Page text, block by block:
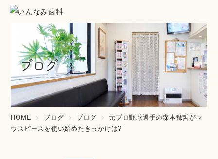
ブログ
HOME ブログ ブログ
元プロ野球選手の森本稀哲がマ
ウスピースを使い始めたきっかけは?